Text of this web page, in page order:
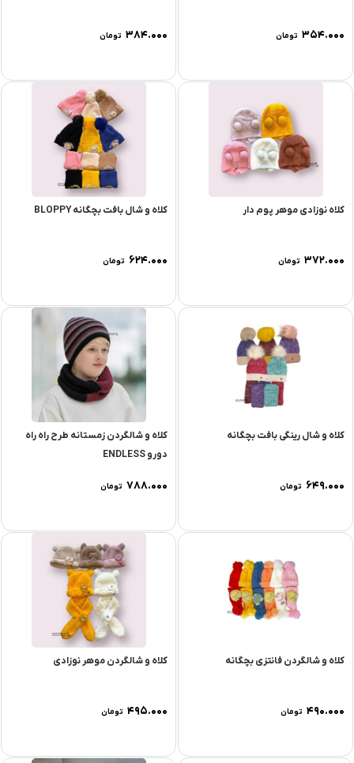
۳۵۴.۰۰۰ تومان ۳۸۴.۰۰۰ تومان
کلاه نوزادی موهر پوم دار
۳۷۲.۰۰۰ تومان
کلاه و شال بافت بچگانه BLOPPY
۶۲۴.۰۰۰ تومان
کلاه و شال رینگی بافت بچگانه
۶۴۹.۰۰۰ تومان
کلاه و شالگردن زمستانه طرح راه راه
دورو ENDLESS
۷۸۸.۰۰۰ تومان
کلاه و شالگردن فانتزی بچگانه
۴۹۰.۰۰۰ تومان
کلاه و شالگردن موهر نوزادی
۴۹۵.۰۰۰ تومان